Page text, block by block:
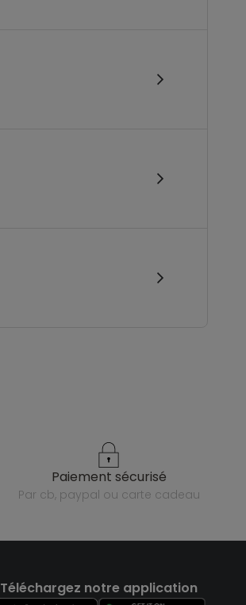
paiement sécurisé
par cb, paypal ou carte cadeau
Téléchargez notre application